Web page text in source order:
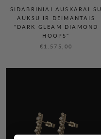
SIDABRINIAI AUSKARAI SU
AUKSU IR DEIMANTAIS
"DARK GLEAM DIAMOND
HOOPS"
€1.575,00